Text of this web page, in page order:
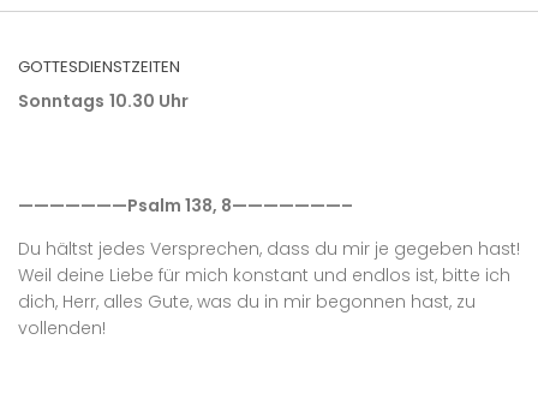
GOTTESDIENSTZEITEN
Sonntags 10.30 Uhr
———————Psalm 138, 8———————–
Du hältst jedes Versprechen, dass du mir je gegeben hast!
Weil deine Liebe für mich konstant und endlos ist, bitte ich
dich, Herr, alles Gute, was du in mir begonnen hast, zu
vollenden!